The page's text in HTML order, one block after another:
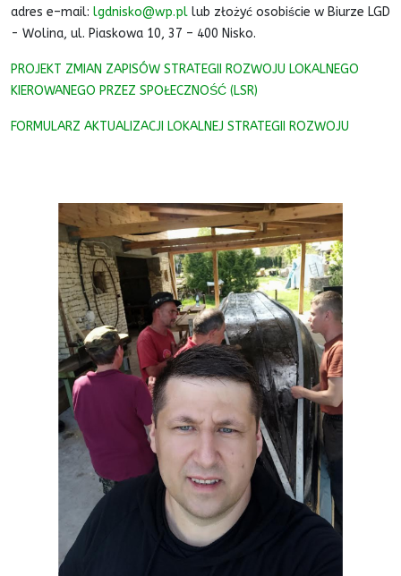
adres e–mail: lgdnisko@wp.pl lub złożyć osobiście w Biurze LGD
- Wolina, ul. Piaskowa 10, 37 – 400 Nisko.
PROJEKT ZMIAN ZAPISÓW STRATEGII ROZWOJU LOKALNEGO
KIEROWANEGO PRZEZ SPOŁECZNOŚĆ (LSR)
FORMULARZ AKTUALIZACJI LOKALNEJ STRATEGII ROZWOJU